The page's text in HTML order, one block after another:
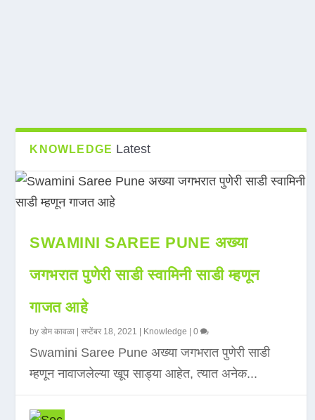
KNOWLEDGE Latest
SWAMINI SAREE PUNE अख्या
जगभरात पुणेरी साडी स्वामिनी साडी म्हणून
गाजत आहे
byडोम कावळा |सप्टेंबर 18, 2021 Knowledge |0
Swamini Saree Pune अख्या जगभरात पुणेरी साडी
म्हणून नावाजलेल्या खूप साड्या आहेत, त्यात अनेक...